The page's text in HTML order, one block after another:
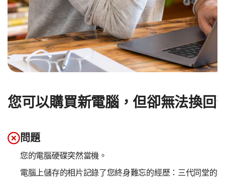
您可以購買新電腦，但卻無法換回
問題
您的電腦硬碟突然當機。
電腦上儲存的相片記錄了您終身難忘的經歷：三代同堂的